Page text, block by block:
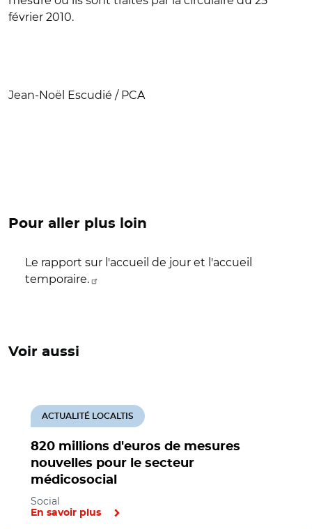
février 2010.
Jean-Noël Escudié / PCA
Pour aller plus loin
Le rapport sur l'accueil de jour et l'accueil
temporaire.
Voir aussi
820 millions d'euros de mesures
nouvelles pour le secteur
médicosocial
ACTUALITÉ LOCALTIS
Social
En savoir plus